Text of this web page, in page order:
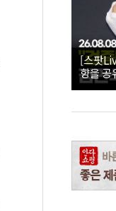
[스팟
향을 공